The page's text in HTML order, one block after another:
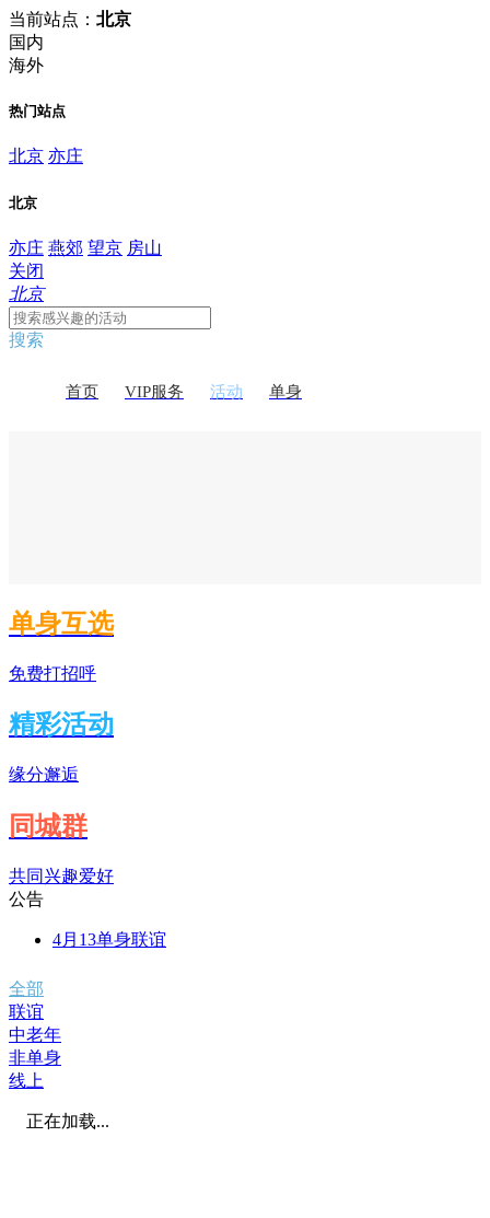
当前站点： 北京
国内
海外
热门站点
北京 亦庄
北京
亦庄 燕郊 望京 房山
关闭
北京
搜索
首页 VIP服务 活动 单身
单身互选
免费打招呼
精彩活动
缘分邂逅
同城群
共同兴趣爱好
公告
4月13单身联谊
全部
联谊
中老年
非单身
线上
正在加载...